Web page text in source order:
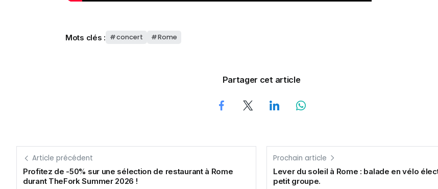
Mots clés : concert Rome
Partager cet article
Article précédent
Profitez de -50% sur une sélection de restaurant à Rome
durant TheFork Summer 2026 !
Prochain article
Lever du soleil à Rome : balade en vélo
petit groupe.